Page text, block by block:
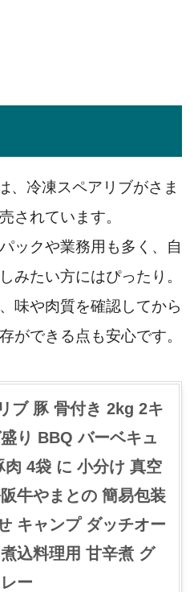
、冷凍スペアリブがさま
されています。
ックや業務用も多く、自
みたい方にはぴったり。
味や肉質を確認してから
ができる点も安心です。
ブ 豚 骨付き 2kg 2キ
り BBQ バーベキュ
肉 4袋 に 小分け 真空
牛やまとの 簡易包装
キャンプ ダッチオー
込料理用 甘辛煮 グ
ー